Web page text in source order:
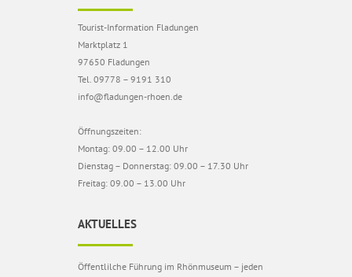
Tourist-Information Fladungen
Marktplatz 1
97650 Fladungen
Tel. 09778 – 9191 310
info@fladungen-rhoen.de
Öffnungszeiten:
Montag: 09.00 – 12.00 Uhr
Dienstag – Donnerstag: 09.00 – 17.30 Uhr
Freitag: 09.00 – 13.00 Uhr
AKTUELLES
Öffentlilche Führung im Rhönmuseum – jeden